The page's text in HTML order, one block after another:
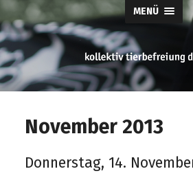
MENÜ
November 2013
Donnerstag, 14.